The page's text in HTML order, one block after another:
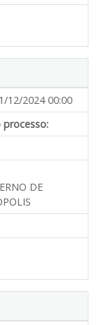
12/2024 00:00
DE